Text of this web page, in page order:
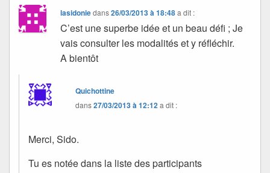
lasidoniedans26/03/2013 à 18:48 a dit :
C’est une superbe idée et un beau défi ; Je
vais consulter les modalités et y réfléchir.
A bientôt
Quichottine
dans27/03/2013 à 12:12a dit :
Merci, Sido.
Tu es notée dans la liste des participants